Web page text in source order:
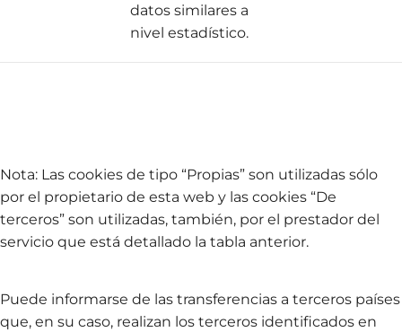
datos similares a
nivel estadístico.
Nota: Las cookies de tipo “Propias” son utilizadas sólo
por el propietario de esta web y las cookies “De
terceros” son utilizadas, también, por el prestador del
servicio que está detallado la tabla anterior.
Puede informarse de las transferencias a terceros países
que, en su caso, realizan los terceros identificados en